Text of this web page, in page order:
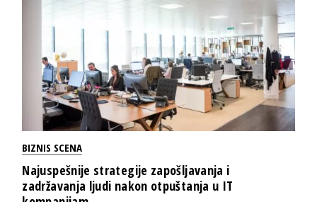
BIZNIS SCENA
Najuspešnije strategije zapošljavanja i
zadržavanja ljudi nakon otpuštanja u IT